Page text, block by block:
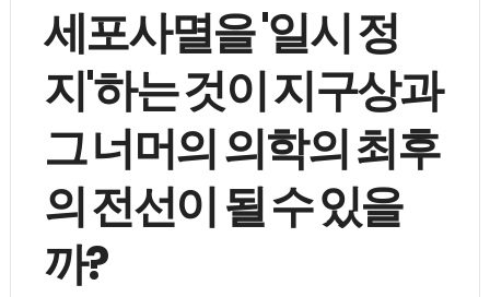
세포사멸을 '일시 정
지'하는 것이 지구상과
그 너머의 의학의 최후
의 전선이 될 수 있을
까?